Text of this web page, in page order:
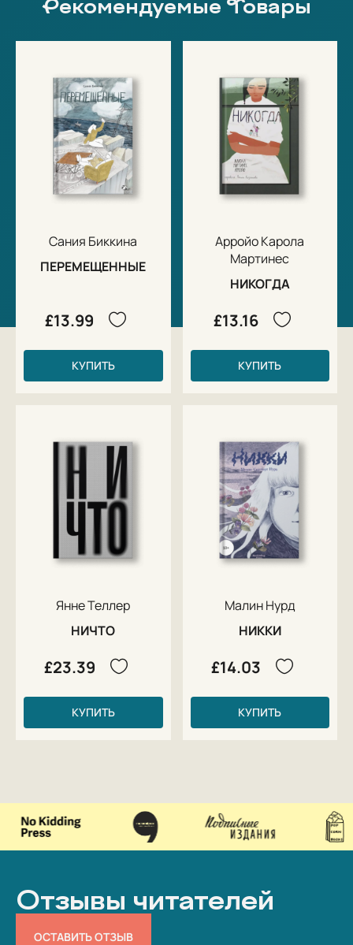
Рекомендуемые Товары
Сания Биккина
ПЕРЕМЕЩЕННЫЕ
£13.99
КУПИТЬ
Арройо Карола
Мартинес
НИКОГДА
£13.16
КУПИТЬ
Янне Теллер
НИЧТО
£23.39
КУПИТЬ
Малин Нурд
НИККИ
£14.03
КУПИТЬ
Отзывы читателей
ОСТАВИТЬ ОТЗЫВ